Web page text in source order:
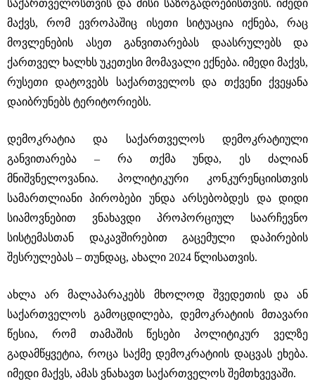
საქართველოსთვის და მისი საზოგადოებისთვის. იმედი
მაქვს, რომ ევროპაშიც ისეთი სიტუაცია იქნება, რაც
მოვლენების ასეთ განვითარებას დაასრულებს და
ქართველ ხალხს უკეთესი მომავალი ექნება. იმედი მაქვს,
რუსეთი დატოვებს საქართველოს და თქვენი ქვეყანა
დაიბრუნებს ტერიტორიებს.
დემოკრატია და საქართველოს დემოკრატიული
განვითარება ‒ რა თქმა უნდა, ეს ძალიან
მნიშვნელოვანია. პოლიტიკური კონკურენციისთვის
სამართლიანი პირობები უნდა არსებობდეს და დიდი
სიამოვნებით ვნახავდი პროპორციულ საარჩევნო
სისტემასთან დაკავშირებით გაცემული დაპირების
შესრულებას ‒ თუნდაც, ახალი 2024 წლისათვის.
ახლა არ მალაპარაკებს მხოლოდ შვედეთის და ან
საქართველოს გამოცდილება, დემოკრატიის მთავარი
წესია, რომ თამაშის წესები პოლიტიკურ ველზე
გადამწყვეტია, როცა საქმე დემოკრატიის დაცვას ეხება.
იმედი მაქვს, ამას ვნახავთ საქართველოს შემთხვევაში.